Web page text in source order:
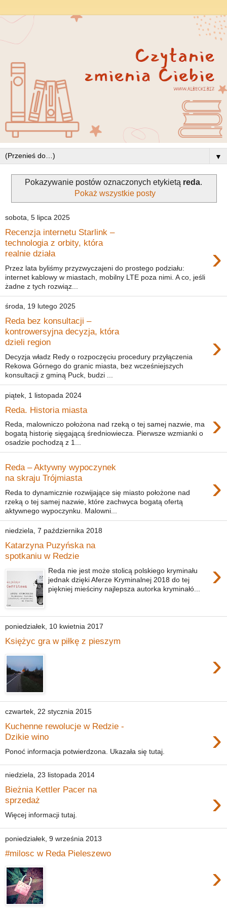
▼
Pokazywanie postów oznaczonych etykietą reda.
Pokaż wszystkie posty
sobota, 5 lipca 2025
Recenzja internetu Starlink –
technologia z orbity, która
realnie działa
›
Przez lata byliśmy przyzwyczajeni do prostego podziału:
internet kablowy w miastach, mobilny LTE poza nimi. A co, jeśli
żadne z tych rozwiąz...
środa, 19 lutego 2025
Reda bez konsultacji –
kontrowersyjna decyzja, która
dzieli region
›
Decyzja władz Redy o rozpoczęciu procedury przyłączenia
Rekowa Górnego do granic miasta, bez wcześniejszych
konsultacji z gminą Puck, budzi ...
piątek, 1 listopada 2024
Reda. Historia miasta ›
Reda, malowniczo położona nad rzeką o tej samej nazwie, ma
bogatą historię sięgającą średniowiecza. Pierwsze wzmianki o
osadzie pochodzą z 1...
Reda – Aktywny wypoczynek
na skraju Trójmiasta
›
Reda to dynamicznie rozwijające się miasto położone nad
rzeką o tej samej nazwie, które zachwyca bogatą ofertą
aktywnego wypoczynku. Malowni...
niedziela, 7 października 2018
Katarzyna Puzyńska na
spotkaniu w Redzie
›
Reda nie jest może stolicą polskiego kryminału
jednak dzięki Aferze Kryminalnej 2018 do tej
piękniej mieściny najlepsza autorka kryminałó...
poniedziałek, 10 kwietnia 2017
Księżyc gra w piłkę z pieszym
›
czwartek, 22 stycznia 2015
Kuchenne rewolucje w Redzie -
Dzikie wino
›
Ponoć informacja potwierdzona. Ukazała się tutaj.
niedziela, 23 listopada 2014
Bieżnia Kettler Pacer na
sprzedaż
›
Więcej informacji tutaj.
poniedziałek, 9 września 2013
#milosc w Reda Pieleszewo
›